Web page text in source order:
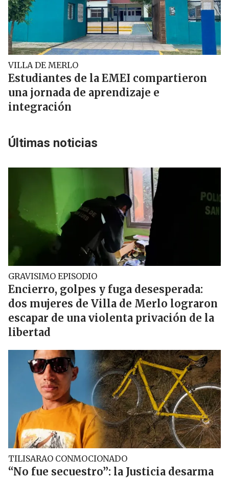
VILLA DE MERLO
Estudiantes de la EMEI compartieron
una jornada de aprendizaje e
integración
Últimas noticias
GRAVISIMO EPISODIO
Encierro, golpes y fuga desesperada:
dos mujeres de Villa de Merlo lograron
escapar de una violenta privación de la
libertad
TILISARAO CONMOCIONADO
“No fue secuestro”: la Justicia desarma